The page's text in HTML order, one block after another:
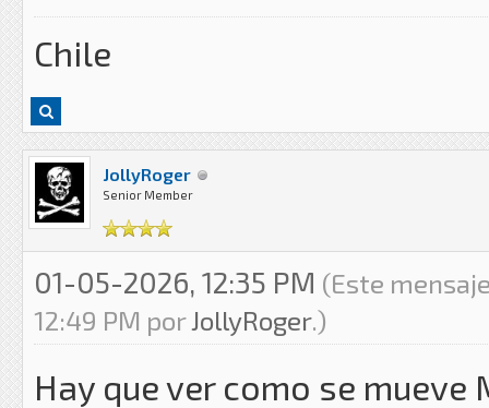
Chile
JollyRoger
Senior Member
01-05-2026, 12:35 PM (Este
12:49 PM porJollyRoger.)
Hay que ver como se